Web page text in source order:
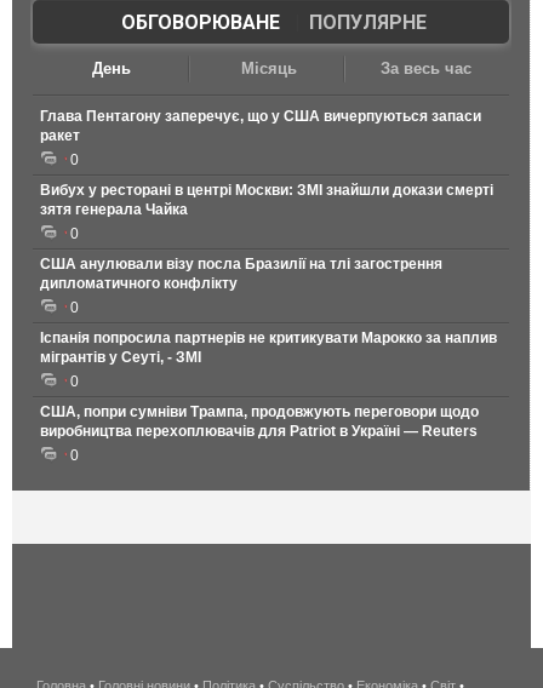
ОБГОВОРЮВАНЕ| ПОПУЛЯРНЕ
День Місяць За весь час
Глава Пентагону заперечує, що у США вичерпуються запаси
ракет
0
Вибух у ресторані в центрі Москви: ЗМІ знайшли докази смерті
зятя генерала Чайка
0
США анулювали візу посла Бразилії на тлі загострення
дипломатичного конфлікту
0
Іспанія попросила партнерів не критикувати Марокко за наплив
мігрантів у Сеуті, - ЗМІ
0
США, попри сумніви Трампа, продовжують переговори щодо
виробництва перехоплювачів для Patriot в Україні — Reuters
0